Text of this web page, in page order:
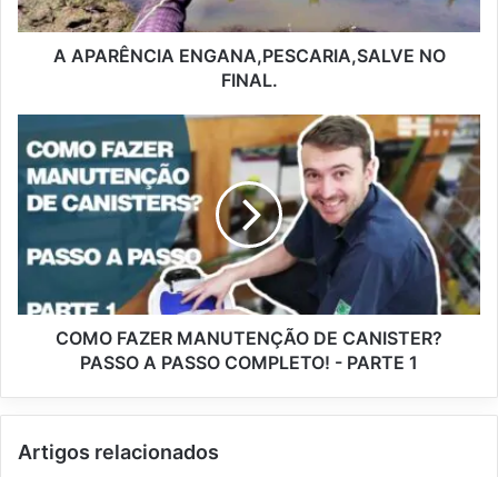
A APARÊNCIA ENGANA,PESCARIA,SALVE NO
FINAL.
COMO FAZER MANUTENÇÃO DE CANISTER?
PASSO A PASSO COMPLETO! - PARTE 1
Artigos relacionados